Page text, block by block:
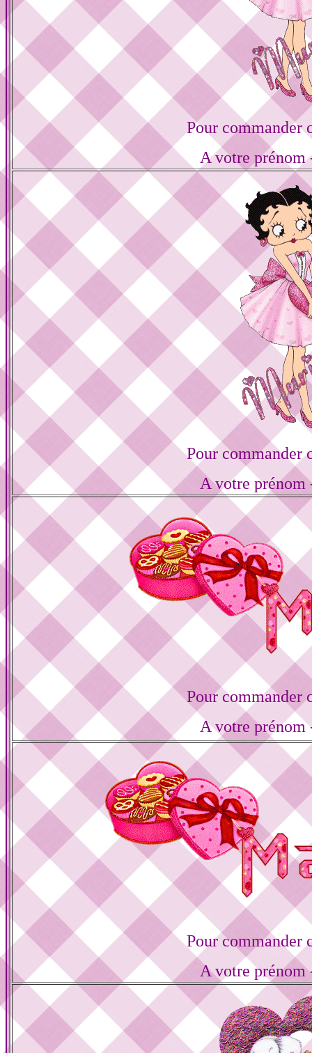
Pour commander
A votre prénom
Pour commander
A votre prénom
Pour commander
A votre prénom
Pour commander
A votre prénom